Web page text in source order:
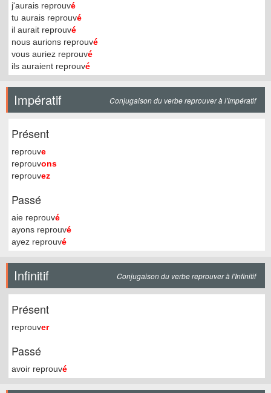
j'aurais reprouvé
tu aurais reprouvé
il aurait reprouvé
nous aurions reprouvé
vous auriez reprouvé
ils auraient reprouvé
Impératif Conjugaison du verbe reprouver à l'Impératif
Présent
reprouve
reprouvons
reprouvez
Passé
aie reprouvé
ayons reprouvé
ayez reprouvé
Infinitif Conjugaison du verbe reprouver à l'Infinitif
Présent
reprouver
Passé
avoir reprouvé